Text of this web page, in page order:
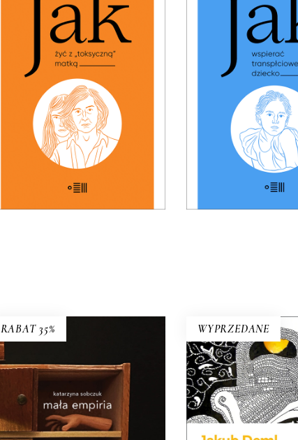
E-BOOK DO
KOSZYKA
JAK ŻYĆ Z „TOKSYCZNĄ”
MATKĄ
PREMIERA: 24 listopada 2025
49.99 zł 32.49
KSIĄŻKA DO
KOSZYKA
E-BOOK
KOSZYKA
JAK
TRANSPŁCIOWE
PREMIERA: 17
49.99zł
KSIĄŻKA
KOSZYKA
RABAT 35%
MAŁA EMPIRIA
Esej uczestniczący o wczesnej
starości i zagadce rodzicielstwa.
WYPRZEDANE
ZAPOMNIANE
Po co dziś
Choćby po to, aby
że wszystkie źle
widziane cechy,